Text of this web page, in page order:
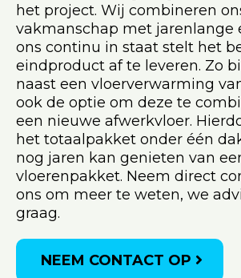
het project. Wij combineren
vakmanschap met jarenlange
ons continu in staat stelt het
eindproduct af te leveren. Zo
naast een vloerverwarming
ook de optie om deze te
een nieuwe afwerkvloer.
het totaalpakket onder één
nog jaren kan genieten van
vloerenpakket. Neem direct
ons om meer te weten, we
graag.
NEEM CONTACT OP